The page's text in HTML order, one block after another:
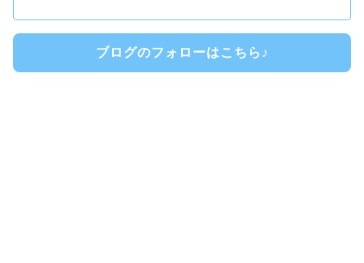
ブログのフォローはこちら♪